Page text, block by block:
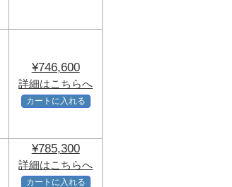
¥746,600
詳細はこちらへ
カートに入れる
¥785,300
詳細はこちらへ
カートに入れる